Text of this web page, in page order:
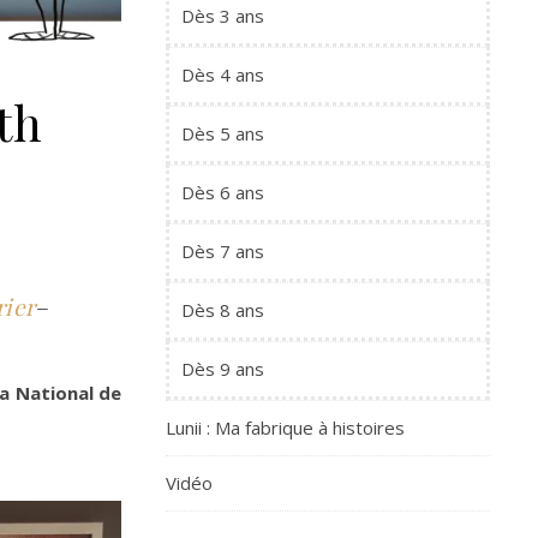
–
National de
Dès 3 ans
Dès 4 ans
Dès 5 ans
Dès 6 ans
Dès 7 ans
Dès 8 ans
Dès 9 ans
Lunii : Ma fabrique à histoires
Vidéo